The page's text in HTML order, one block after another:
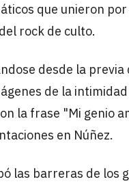
que unieron
rock de culto.
desde la
de la
la frase "Mi genio
en Núñez.
las barreras de los